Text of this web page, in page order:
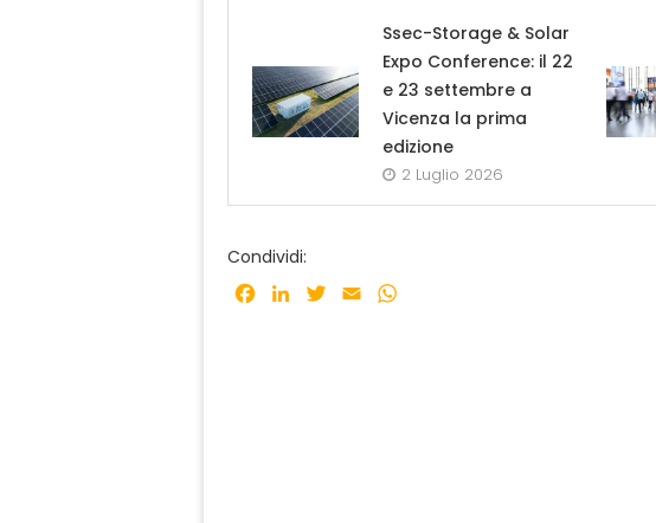
Ssec-Storage & Solar
Expo Conference: il 22
e 23 settembre a
Vicenza la prima
edizione
2 Luglio 2026
Condividi:
Facebook
LinkedInTwitter
Email